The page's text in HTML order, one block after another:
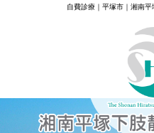
自費診療｜平塚市｜湘南